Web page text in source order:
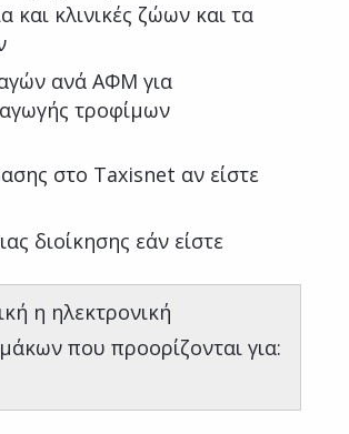
κλινικές ζώων και τα
ανά ΑΦΜ για
τροφίμων
στο Taxisnet αν είστε
διοίκησης εάν είστε
η ηλεκτρονική
που προορίζονται για: